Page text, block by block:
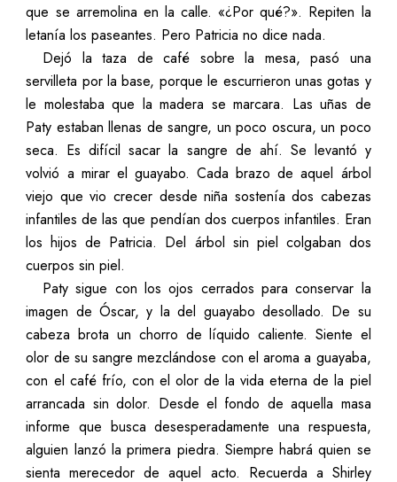
que se arremolina en la calle. «¿Por qué?». Repiten la
letanía los paseantes. Pero Patricia no dice nada.
Dejó la taza de café sobre la mesa, pasó una
servilleta por la base, porque le escurrieron unas gotas y
le molestaba que la madera se marcara. Las uñas de
Paty estaban llenas de sangre, un poco oscura, un poco
seca. Es difícil sacar la sangre de ahí. Se levantó y
volvió a mirar el guayabo. Cada brazo de aquel árbol
viejo que vio crecer desde niña sostenía dos cabezas
infantiles de las que pendían dos cuerpos infantiles. Eran
los hijos de Patricia. Del árbol sin piel colgaban dos
cuerpos sin piel.
Paty sigue con los ojos cerrados para conservar la
imagen de Óscar, y la del guayabo desollado. De su
cabeza brota un chorro de líquido caliente. Siente el
olor de su sangre mezclándose con el aroma a guayaba,
con el café frío, con el olor de la vida eterna de la piel
arrancada sin dolor. Desde el fondo de aquella masa
informe que busca desesperadamente una respuesta,
alguien lanzó la primera piedra. Siempre habrá quien se
sienta merecedor de aquel acto. Recuerda a Shirley